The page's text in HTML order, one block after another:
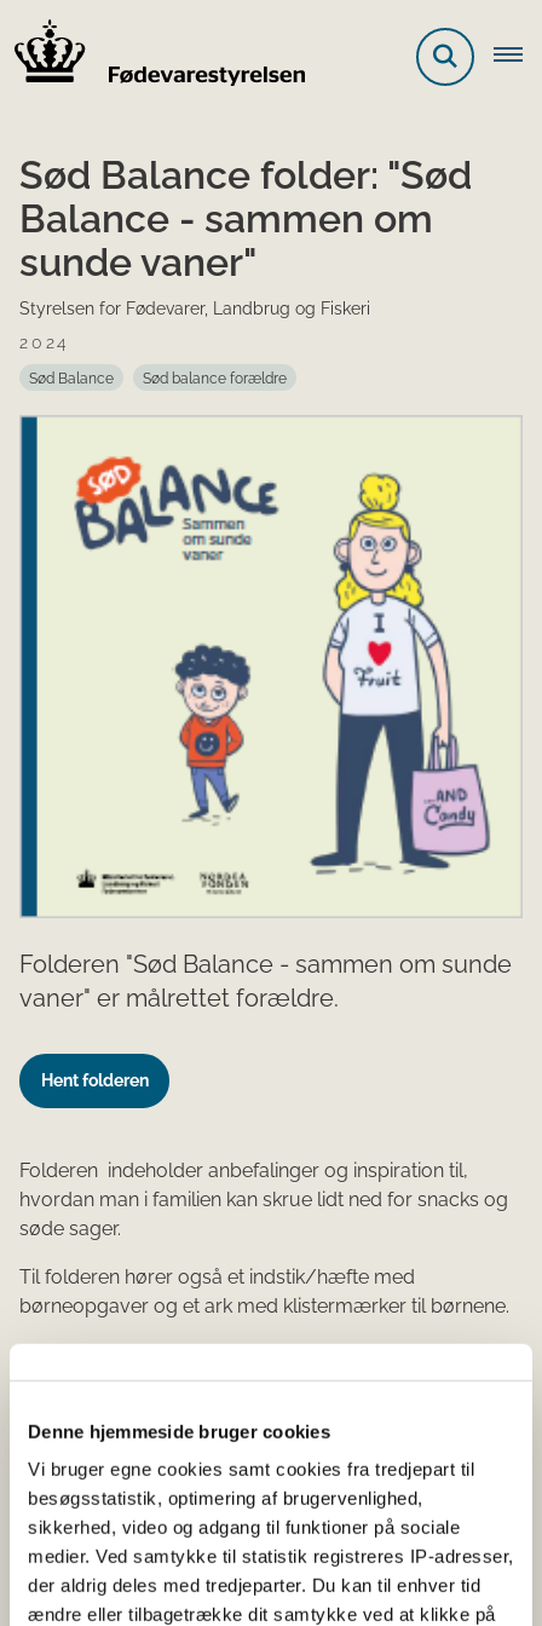
Denne hjemmeside bruger cookies
Vi bruger egne cookies samt cookies fra tredjepart til
besøgsstatistik, optimering af brugervenlighed,
sikkerhed, video og adgang til funktioner på sociale
medier. Ved samtykke til statistik registreres IP-adresser,
der aldrig deles med tredjeparter. Du kan til enhver tid
ændre eller tilbagetrække dit samtykke ved at klikke på
Sød Balance folder: "Sød
Balance - sammen om
sunde vaner"
Styrelsen for Fødevarer, Landbrug og Fiskeri
2024
Sød Balance Sød balance forældre
Folderen "Sød Balance - sammen om sunde
vaner" er målrettet forældre.
Hent folderen
Folderen indeholder anbefalinger og inspiration til,
hvordan man i familien kan skrue lidt ned for snacks og
søde sager.
Til folderen hører også et indstik/hæfte med
børneopgaver og et ark med klistermærker til børnene.
Introduktion til folderen
Videoen giver en kort introduktion til folderen.